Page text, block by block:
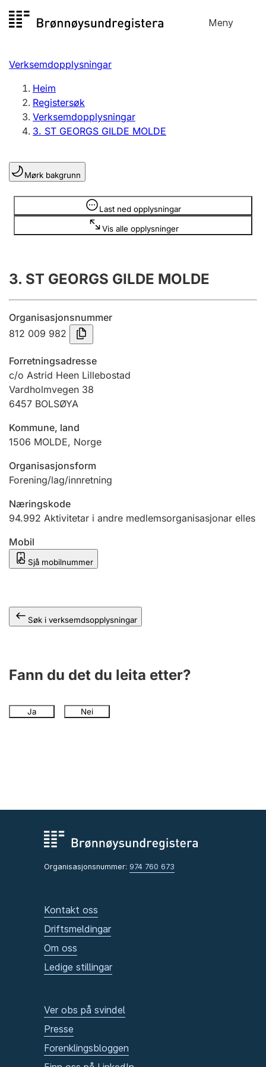
til
Meny
Registersøk
Aksjeselskap
Enkeltpersonføretak
Registrere, endre, slette
Lag og foreining
Registrere, endre, slette
Årsrekneskap
Innsending og forseinkingsgebyr
Tinglysing
Jeger
Betaling og jegeravgiftskort
Ektepaktrettleiaren
Verksemdopplysningar
Heim
Registersøk
Verksemdopplysningar
3. ST GEORGS GILDE MOLDE
Mørk bakgrunn
Last ned opplysningar
Vis alle opplysninger
Opplysninger er skjult
3. ST GEORGS GILDE MOLDE
Organisasjonsnummer
812 009 982
Forretningsadresse
c/o Astrid Heen Lillebostad
Vardholmvegen 38
6457 BOLSØYA
Kommune, land
1506 MOLDE, Norge
Organisasjonsform
Forening/lag/innretning
Næringskode
94.992 Aktivitetar i andre medlemsorganisasjonar elles
Mobil
Sjå mobilnummer
Søk i verksemdsopplysningar
Fann du det du leita etter?
Ja Nei
Organisasjonsnummer: 974 760 673
Kontakt oss
Driftsmeldingar
Om oss
Ledige stillingar
Ver obs på svindel
Presse
Forenklingsbloggen